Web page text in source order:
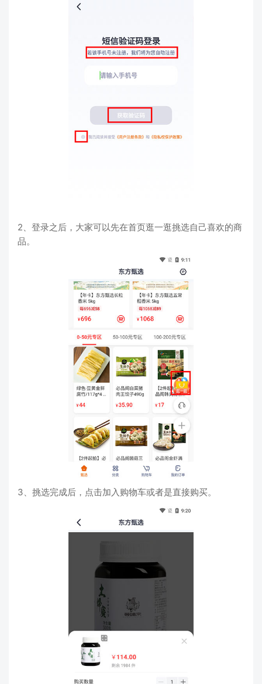
2、登录之后，大家可以先在首页逛一逛挑选自己喜欢的商
品。
3、挑选完成后，点击加入购物车或者是直接购买。